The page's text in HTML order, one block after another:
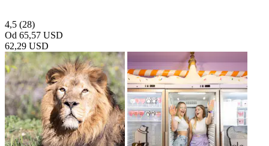
4,5 (28)
Od 65,57 USD
62,29 USD